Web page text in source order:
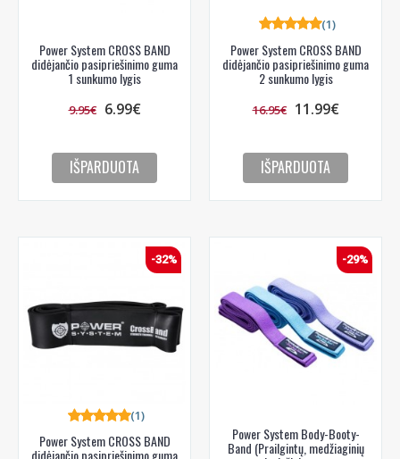
Power System CROSS BAND
didėjančio pasipriešinimo guma
1 sunkumo lygis
9.95€ 6.99€
IŠPARDUOTA
Power System CROSS BAND
didėjančio pasipriešinimo guma
2 sunkumo lygis
(1)
16.95€ 11.99€
IŠPARDUOTA
-32%
Power System CROSS BAND
didėjančio pasipriešinimo guma
(1)
-29%
Power System Body-Booty-
Band (Prailgintų, medžiaginių